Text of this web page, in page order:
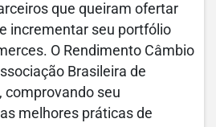
que queiram ofertar
incrementar seu portfólio
O Rendimento Câmbio
Brasileira de
comprovando seu
melhores práticas de